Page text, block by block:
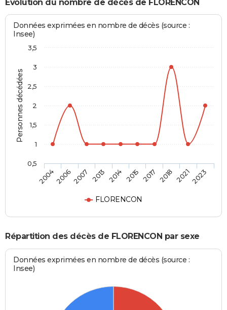
Evolution du nombre de décès de FLORENCON
Personnes décédées
Données exprimées en nombre de décès (source :
Insee)
FLORENCON
200420062007 2013 2014 2015 2017 2018 20212023
0,5
1
1,5
2
2,5
3
3,5
Répartition des décès de FLORENCON par sexe
Données exprimées en nombre de décès (source :
Insee)